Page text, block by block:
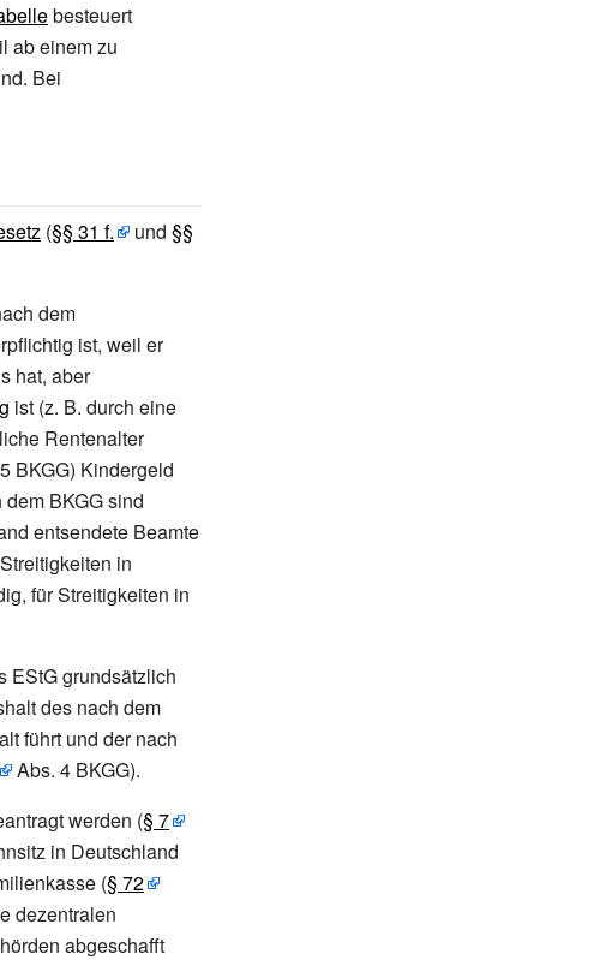
besteuert
ab einem zu
Bei
(§§ 31 f. und §§
dem
ist, weil er
hat, aber
ist (z. B. durch eine
Rentenalter
BKGG) Kindergeld
BKGG sind
entsendete Beamte
in
für Streitigkeiten in
EStG grundsätzlich
des nach dem
führt und der nach
Abs. 4 BKGG).
werden (§ 7
in Deutschland
(§ 72
dezentralen
abgeschafft